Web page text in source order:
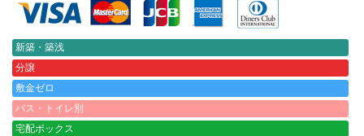
新築・築浅
分譲
敷金ゼロ
バス・トイレ別
宅配ボックス